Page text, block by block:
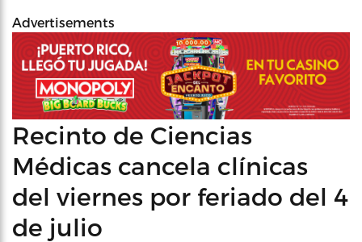
Advertisements
Recinto de Ciencias
Médicas cancela clínicas
del viernes por feriado del 4
de julio